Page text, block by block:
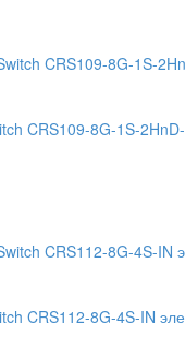
CRS109-8G-1S-
CRS112-8G-4S-IN